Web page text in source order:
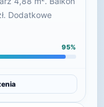
Dodatkowe
95%